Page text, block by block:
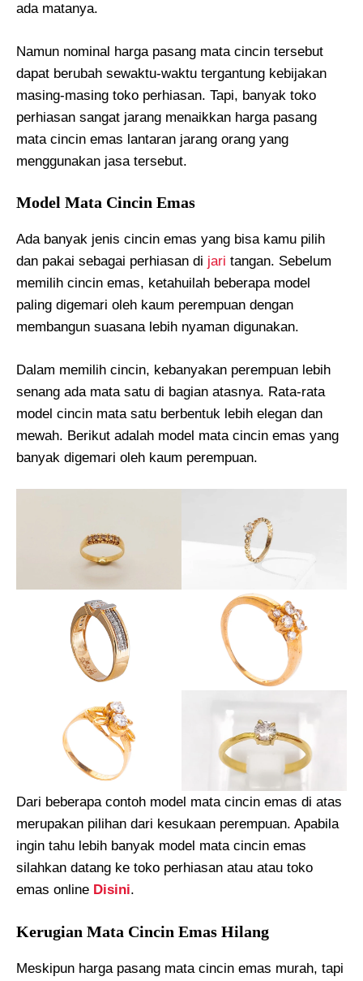
ada matanya.
Namun nominal harga pasang mata cincin tersebut
dapat berubah sewaktu-waktu tergantung kebijakan
masing-masing toko perhiasan. Tapi, banyak toko
perhiasan sangat jarang menaikkan harga pasang
mata cincin emas lantaran jarang orang yang
menggunakan jasa tersebut.
Model Mata Cincin Emas
Ada banyak jenis cincin emas yang bisa kamu pilih
dan pakai sebagai perhiasan di jari tangan. Sebelum
memilih cincin emas, ketahuilah beberapa model
paling digemari oleh kaum perempuan dengan
membangun suasana lebih nyaman digunakan.
Dalam memilih cincin, kebanyakan perempuan lebih
senang ada mata satu di bagian atasnya. Rata-rata
model cincin mata satu berbentuk lebih elegan dan
mewah. Berikut adalah model mata cincin emas yang
banyak digemari oleh kaum perempuan.
Dari beberapa contoh model mata cincin emas di atas
merupakan pilihan dari kesukaan perempuan. Apabila
ingin tahu lebih banyak model mata cincin emas
silahkan datang ke toko perhiasan atau atau toko
emas online Disini.
Kerugian Mata Cincin Emas Hilang
Meskipun harga pasang mata cincin emas murah, tapi